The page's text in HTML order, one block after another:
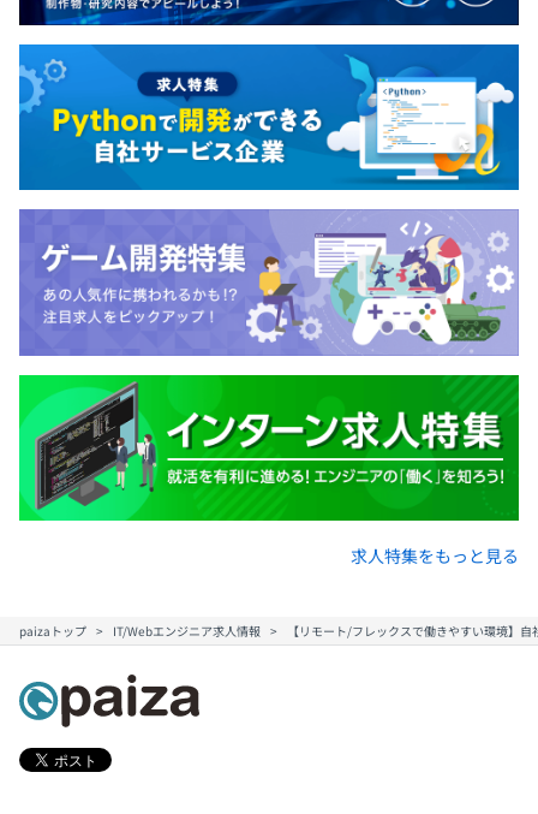
◆勉強会・LT会
言語やフレームワークなどに興味があるメンバーが集ま
り、理解を深める勉強会・LT会を不定期で開催していま
す。
◆書籍購入制度、セミナー費用補助
書籍購入やセミナーなどの費用を負担し、技術力向上をサ
ポートします。
マシンはご入社時に購入可能な最新機種のMacを貸与して
います。
2026年4月入社の方に貸与しているマシンスペックは下記
の通りです。
・13インチMacBook Air
・Apple M5チップ
・32GBユニファイドメモリ
スクラム
無期雇用
6カ月
※待遇の変更なし
求人特集をもっと見る
paizaトップ IT/Webエンジニア求人情報 【リモート/フレックスで働きやすい環境】